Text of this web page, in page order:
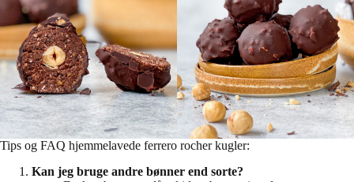
Tips og FAQ hjemmelavede ferrero rocher kugler:
Kan jeg bruge andre bønner end sorte?